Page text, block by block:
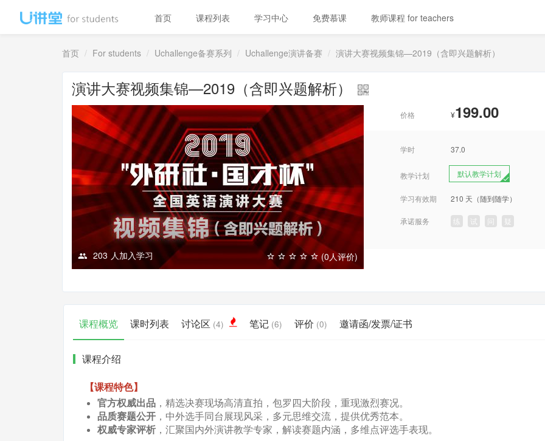
首页 课程列表 学习中心 免费慕课 教师课程 for teachers
首页 For students Uchallenge备赛系列 Uchallenge演讲备赛 演讲大赛视频集锦—2019（含即兴题解析）
演讲大赛视频集锦—2019（含即兴题解析）
203 人加入学习 (0人评价)
价格 ¥199.00
学时 37.0
教学计划 默认教学计划
学习有效期 210 天（随到随学）
承诺服务 练 试 问 疑
课程概览 课时列表 讨论区 (4) 笔记 (6) 评价 (0) 邀请函/发票/证书
课程介绍
【课程特色】
官方权威出品 ，精选决赛现场高清直拍，包罗四大阶段，重现激烈赛况。
品质赛题公开 ，中外选手同台展现风采，多元思维交流，提供优秀范本。
权威专家评析 ，汇聚国内外演讲教学专家，解读赛题内涵，多维点评选手表现。